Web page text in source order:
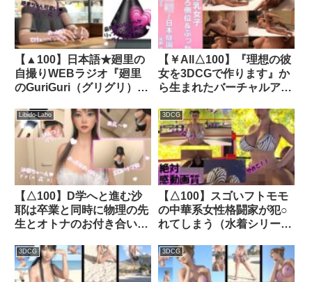
OFF（のはず）のカメラが
4台、ローアングルから彼
女のスカート内を覗き込む
ように設置されてい
る:PV08_豹柄フルバック
パンティで扇風機風チラ』
｜d_686469
d_327455│ Libido-Labo
【▲100】日本語★廻里の
自撮りWEBラジオ『廻里
のGuriGuri（グリグリ）
ASMRマイクでカップルの
ちょっとエッチな『約5分
間ずっとキスする』体験を
再現★［日本語バージョン
（ASMRパートも日本
語！）］｜d_684781
【￥All△100】『理想の彼
女を3DCGで作ります』か
ら生まれたバーチャルアイ
片足上げ後側位SEX＋大量
射精動画★日本庭園編★｜
品番d_290563
Libido-Labo
【△100】D学へと進む沙
耶は卒業と同時に物理の先
生とオトナのお付き合いを
の温泉旅行で念願の初体験
☆＃02『ブラジャーの試
3DCG
【△100】スゴいフトモモ
の中華系女性格闘家が犯○
れてしまう（水着シリーズ
d_280982│ Libido-Labo
3DCG 3DCG